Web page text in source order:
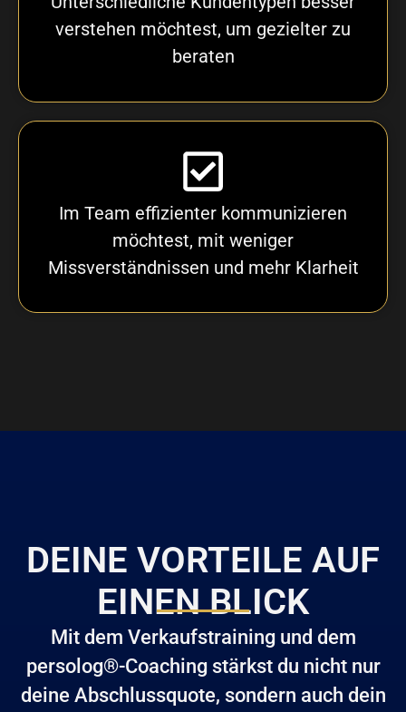
verstehen möchtest, um gezielter zu
beraten
Im Team effizienter kommunizieren
möchtest, mit weniger
Missverständnissen und mehr Klarheit
DEINE VORTEILE AUF
EINEN BLICK
Mit dem Verkaufstraining und dem
persolog®-Coaching stärkst du nicht nur
deine Abschlussquote, sondern auch dein